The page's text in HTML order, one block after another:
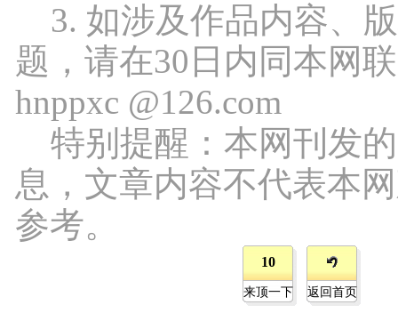
3. 如涉及作品内容、
题，请在30日内同本网
hnppxc @126.com
特别提醒：本网刊发
息，文章内容不代表本
参考。
10
来顶一下 返回首页